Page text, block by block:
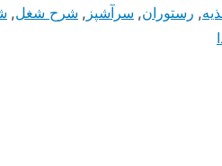
, سرآشپز,شرح شغل ,شرح